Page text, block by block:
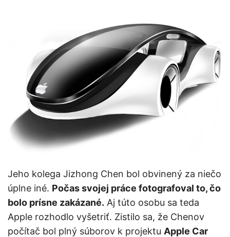
Jeho kolega Jizhong Chen bol obvinený za niečo
úplne iné. Počas svojej práce fotografoval to, čo
bolo prísne zakázané. Aj túto osobu sa teda
Apple rozhodlo vyšetriť. Zistilo sa, že Chenov
počítač bol plný súborov k projektu Apple Car